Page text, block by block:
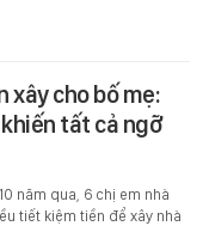
xây cho bố mẹ:
tất cả ngỡ
năm qua, 6 chị em nhà
tiết kiệm tiền để xây nhà